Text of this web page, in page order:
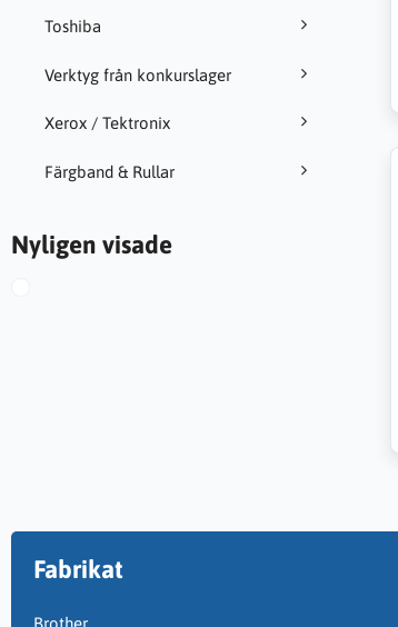
Toshiba
Verktyg från konkurslager
Xerox / Tektronix
Färgband & Rullar
Nyligen visade
Fabrikat